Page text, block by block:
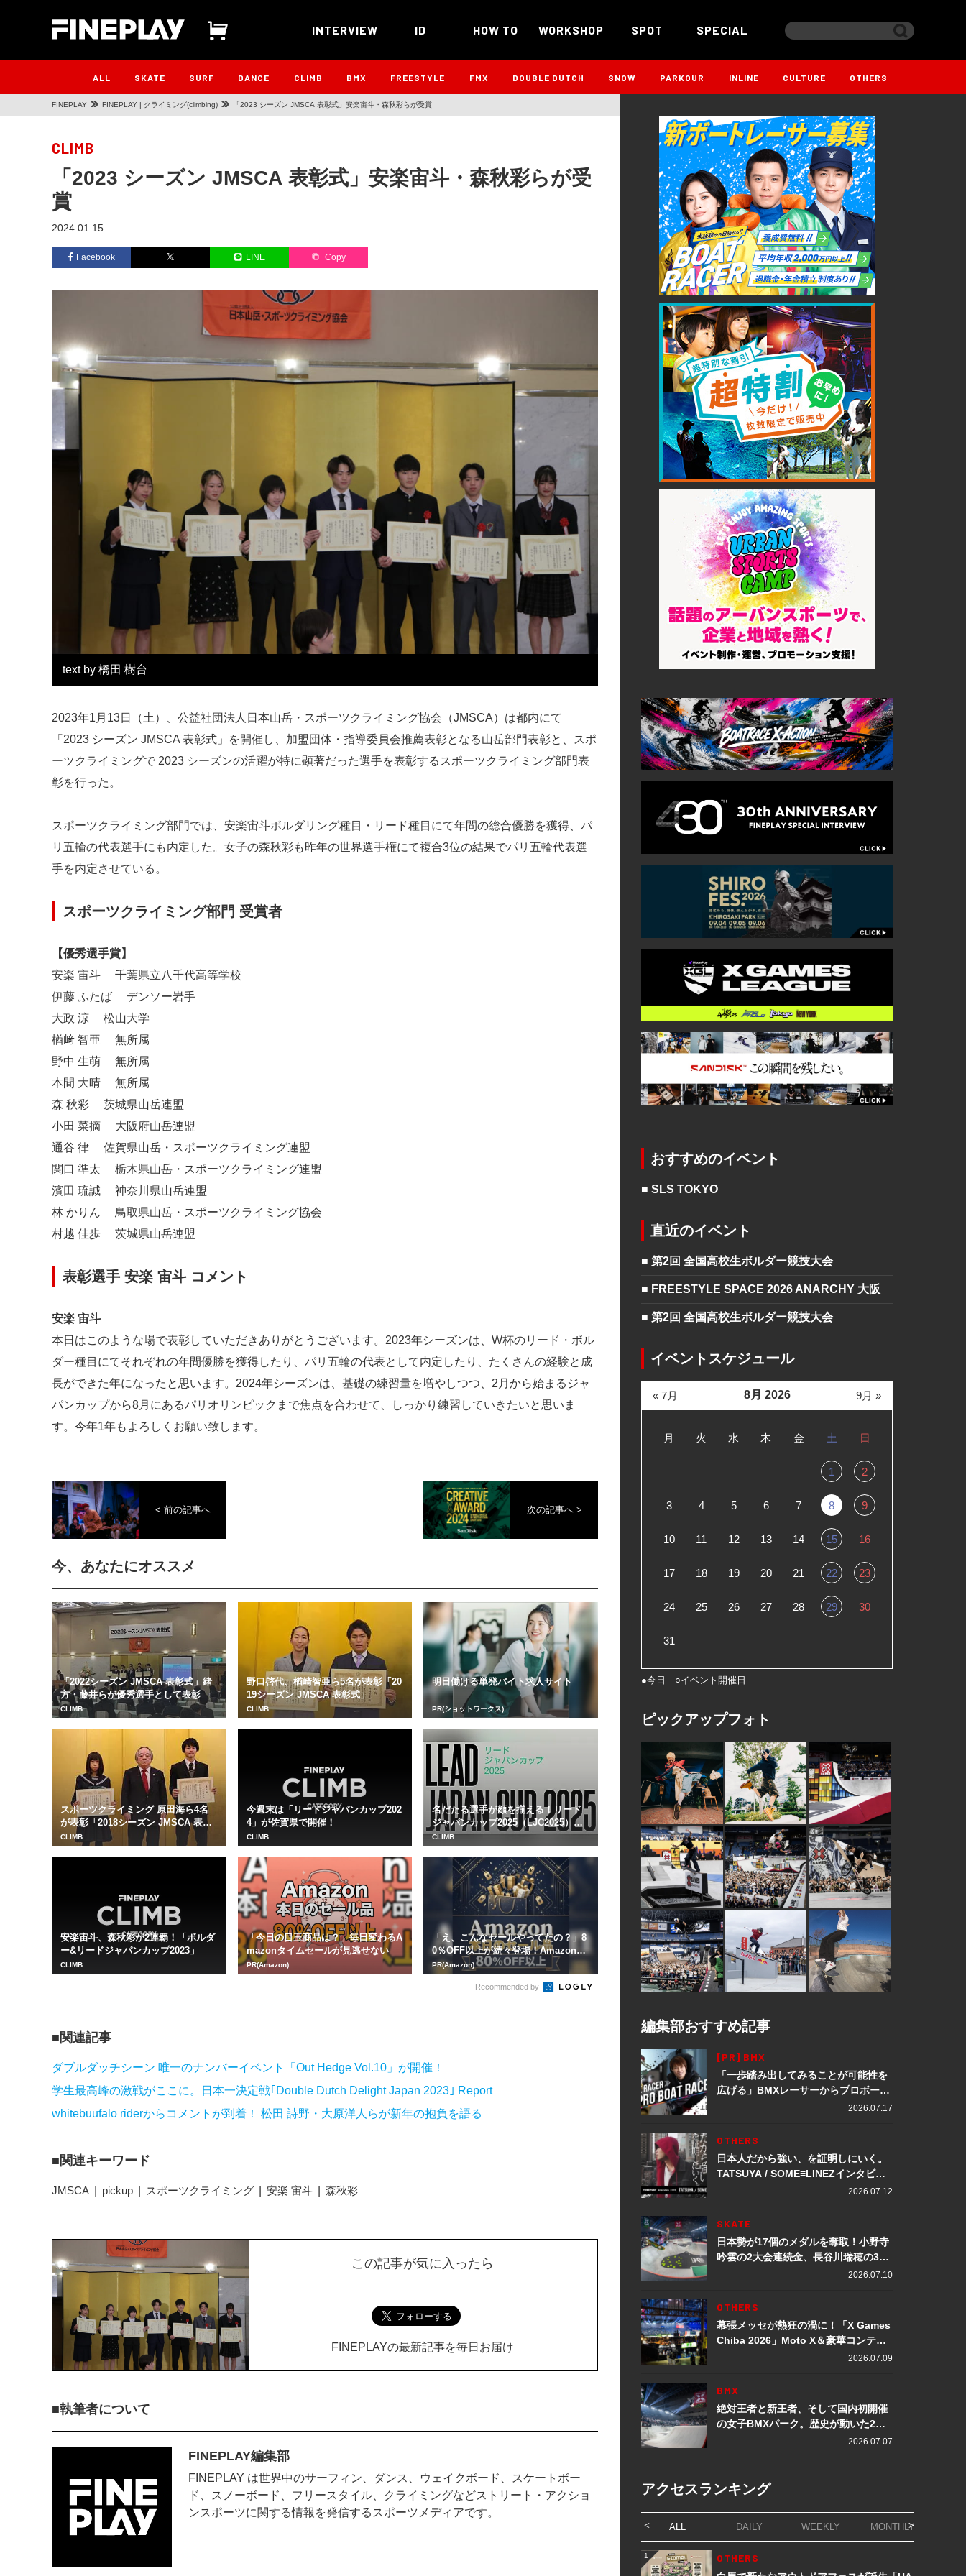
INTERVIEW ID HOW TO WORKSHOP SPOT SPECIAL
ALL SKATE SURF DANCE CLIMB BMX FREESTYLE FMX DOUBLE DUTCH SNOW PARKOUR INLINE CULTURE OTHERS
FINEPLAY FINEPLAY | クライミング(climbing) 「2023 シーズン JMSCA 表彰式」安楽宙斗・森秋彩らが受賞
CLIMB
「2023 シーズン JMSCA 表彰式」安楽宙斗・森秋彩らが受
賞
2024.01.15
Facebook LINE Copy
text by 橋田 樹台
2023年1月13日（土）、公益社団法人日本山岳・スポーツクライミング協会（JMSCA）は都内にて
「2023 シーズン JMSCA 表彰式」を開催し、加盟団体・指導委員会推薦表彰となる山岳部門表彰と、スポ
ーツクライミングで 2023 シーズンの活躍が特に顕著だった選手を表彰するスポーツクライミング部門表
彰を行った。
スポーツクライミング部門では、安楽宙斗ボルダリング種目・リード種目にて年間の総合優勝を獲得、パ
リ五輪の代表選手にも内定した。女子の森秋彩も昨年の世界選手権にて複合3位の結果でパリ五輪代表選
手を内定させている。
スポーツクライミング部門 受賞者
【優秀選手賞】
安楽 宙斗 千葉県立八千代高等学校
伊藤 ふたば デンソー岩手
大政 涼 松山大学
楢﨑 智亜 無所属
野中 生萌 無所属
本間 大晴 無所属
森 秋彩 茨城県山岳連盟
小田 菜摘 大阪府山岳連盟
通谷 律 佐賀県山岳・スポーツクライミング連盟
関口 準太 栃木県山岳・スポーツクライミング連盟
濱田 琉誠 神奈川県山岳連盟
林 かりん 鳥取県山岳・スポーツクライミング協会
村越 佳歩 茨城県山岳連盟
表彰選手 安楽 宙斗 コメント
安楽 宙斗
本日はこのような場で表彰していただきありがとうございます。2023年シーズンは、W杯のリード・ボル
ダー種目にてそれぞれの年間優勝を獲得したり、パリ五輪の代表として内定したり、たくさんの経験と成
長ができた年になったと思います。2024年シーズンは、基礎の練習量を増やしつつ、2月から始まるジャ
パンカップから8月にあるパリオリンピックまで焦点を合わせて、しっかり練習していきたいと思いま
す。今年1年もよろしくお願い致します。
< 前の記事へ 次の記事へ >
今、あなたにオススメ
「2022シーズン JMSCA 表彰式」緒
方・藤井らが優秀選手として表彰
CLIMB
野口啓代、楢崎智亜ら5名が表彰「20
19シーズン JMSCA 表彰式」
CLIMB
明日働ける単発バイト求人サイト
PR(ショットワークス)
スポーツクライミング 原田海ら4名
が表彰「2018シーズン JMSCA 表彰
式」
CLIMB
今週末は「リードジャパンカップ202
4」が佐賀県で開催！
CLIMB
名だたる選手が顔を揃える！リード
ジャパンカップ2025（LJC2025）開
催
CLIMB
安楽宙斗、森秋彩が2連覇！「ボルダ
ー&リードジャパンカップ2023」
CLIMB
「今日の目玉商品は？」毎日変わるA
mazonタイムセールが見逃せない
PR(Amazon)
「え、こんなセールやってたの？」8
0％OFF以上が続々登場！Amazonの
本気が...
PR(Amazon)
Recommended by
関連記事
ダブルダッチシーン 唯一のナンバーイベント「Out Hedge Vol.10」が開催！
学生最高峰の激戦がここに。日本一決定戦｢Double Dutch Delight Japan 2023｣ Report
whitebuufalo riderからコメントが到着！ 松田 詩野・大原洋人らが新年の抱負を語る
関連キーワード
JMSCA pickup スポーツクライミング 安楽 宙斗 森秋彩
この記事が気に入ったら
FINEPLAYの最新記事を毎日お届け
執筆者について
FINEPLAY編集部
FINEPLAY は世界中のサーフィン、ダンス、ウェイクボード、スケートボー
ド、スノーボード、フリースタイル、クライミングなどストリート・アクショ
ンスポーツに関する情報を発信するスポーツメディアです。
おすすめのイベント
■ SLS TOKYO
直近のイベント
■ 第2回 全国高校生ボルダー競技大会
■ FREESTYLE SPACE 2026 ANARCHY 大阪
■ 第2回 全国高校生ボルダー競技大会
イベントスケジュール
8月 2026
月 火 水 木 金 土 日
1 2
3 4 5 6 7 8 9
10 11 12 13 14 15 16
17 18 19 20 21 22 23
24 25 26 27 28 29 30
31
« 7月 9月 »
●今日 ○イベント開催日
ピックアップフォト
編集部おすすめ記事
[PR] BMX
「一歩踏み出してみることが可能性を
広げる」BMXレーサーからプロボート
レーサーへ転身。上田龍星が体現する
2026.07.17
OTHERS
日本人だから強い、を証明しにいく。
TATSUYA / SOME≡LINEZインタビュ
2026.07.12
SKATE
日本勢が17個のメダルを奪取！小野寺
吟雲の2大会連続金、長谷川瑞穂の3メ
ダル獲得など数々の快挙をプレイバッ
2026.07.10
OTHERS
幕張メッセが熱狂の渦に！「X Games
Chiba 2026」Moto X＆豪華コンテン
2026.07.09
BMX
絶対王者と新王者、そして国内初開催
の女子BMXパーク。歴史が動いた2日
2026.07.07
アクセスランキング
ALL DAILY WEEKLY MONTHLY
1 OTHERS